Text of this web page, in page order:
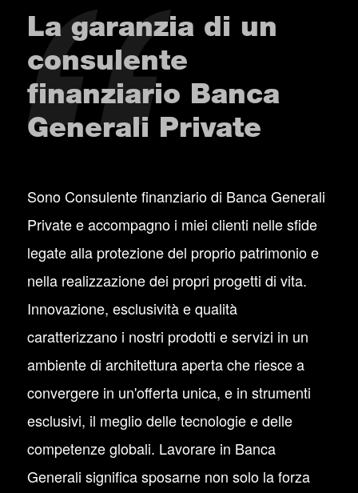
La garanzia di un
consulente
finanziario Banca
Generali Private
Sono Consulente finanziario di Banca Generali
Private e accompagno i miei clienti nelle sfide
legate alla protezione del proprio patrimonio e
nella realizzazione dei propri progetti di vita.
Innovazione, esclusività e qualità
caratterizzano i nostri prodotti e servizi in un
ambiente di architettura aperta che riesce a
convergere in un'offerta unica, e in strumenti
esclusivi, il meglio delle tecnologie e delle
competenze globali. Lavorare in Banca
Generali significa sposarne non solo la forza